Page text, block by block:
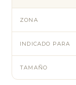
ZONA
INDICADO PARA
TAMAÑO